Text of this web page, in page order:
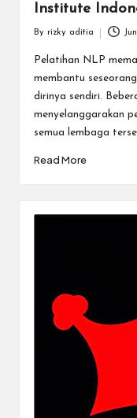
Institute
by
By rizky aditia
Pelatihan NLP
membantu
dirinya sendiri.
menyelanggarakan
semua lembaga
Read More